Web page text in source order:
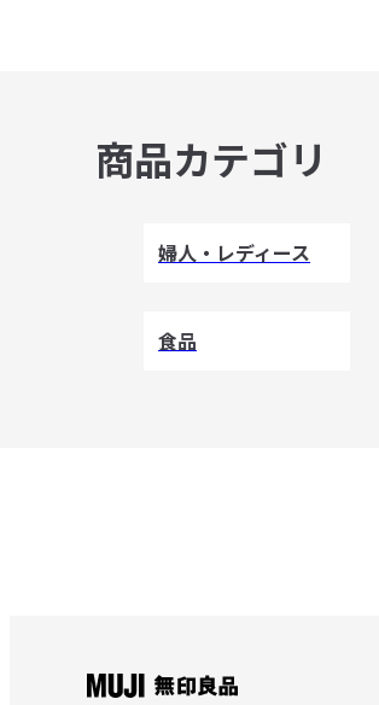
商品カテゴリ
婦人・レディース
食品